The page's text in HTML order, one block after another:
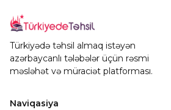
Türkiyədə təhsil almaq istəyən
azərbaycanlı tələbələr üçün rəsmi
məsləhət və müraciət platforması.
Naviqasiya